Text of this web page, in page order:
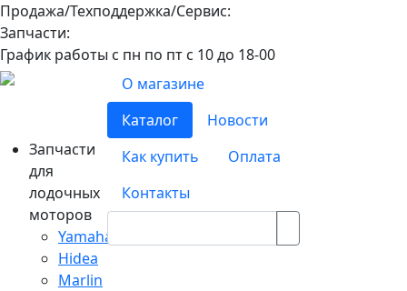
Продажа/Техподдержка/Сервис:
Запчасти:
График работы с пн по пт с 10 до 18-00
Запчасти
для
лодочных
моторов
Yamaha
Hidea
Marlin
О магазине
Каталог
Новости
Как купить
Оплата
Контакты